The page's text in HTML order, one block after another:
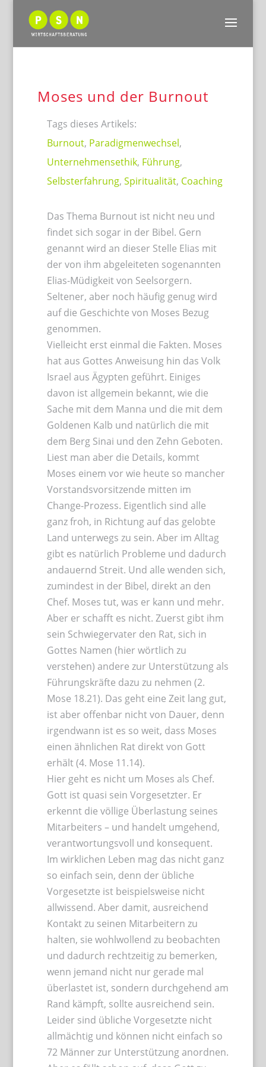
Moses und der Burnout
Tags dieses Artikels:
Burnout, Paradigmenwechsel,
Unternehmensethik, Führung,
Selbsterfahrung, Spiritualität, Coaching
Das Thema Burnout ist nicht neu und
findet sich sogar in der Bibel. Gern
genannt wird an dieser Stelle Elias mit
der von ihm abgeleiteten sogenannten
Elias-Müdigkeit von Seelsorgern.
Seltener, aber noch häufig genug wird
auf die Geschichte von Moses Bezug
genommen.
Vielleicht erst einmal die Fakten. Moses
hat aus Gottes Anweisung hin das Volk
Israel aus Ägypten geführt. Einiges
davon ist allgemein bekannt, wie die
Sache mit dem Manna und die mit dem
Goldenen Kalb und natürlich die mit
dem Berg Sinai und den Zehn Geboten.
Liest man aber die Details, kommt
Moses einem vor wie heute so mancher
Vorstandsvorsitzende mitten im
Change-Prozess. Eigentlich sind alle
ganz froh, in Richtung auf das gelobte
Land unterwegs zu sein. Aber im Alltag
gibt es natürlich Probleme und dadurch
andauernd Streit. Und alle wenden sich,
zumindest in der Bibel, direkt an den
Chef. Moses tut, was er kann und mehr.
Aber er schafft es nicht. Zuerst gibt ihm
sein Schwiegervater den Rat, sich in
Gottes Namen (hier wörtlich zu
verstehen) andere zur Unterstützung als
Führungskräfte dazu zu nehmen (2.
Mose 18.21). Das geht eine Zeit lang gut,
ist aber offenbar nicht von Dauer, denn
irgendwann ist es so weit, dass Moses
einen ähnlichen Rat direkt von Gott
erhält (4. Mose 11.14).
Hier geht es nicht um Moses als Chef.
Gott ist quasi sein Vorgesetzter. Er
erkennt die völlige Überlastung seines
Mitarbeiters – und handelt umgehend,
verantwortungsvoll und konsequent.
Im wirklichen Leben mag das nicht ganz
so einfach sein, denn der übliche
Vorgesetzte ist beispielsweise nicht
allwissend. Aber damit, ausreichend
Kontakt zu seinen Mitarbeitern zu
halten, sie wohlwollend zu beobachten
und dadurch rechtzeitig zu bemerken,
wenn jemand nicht nur gerade mal
überlastet ist, sondern durchgehend am
Rand kämpft, sollte ausreichend sein.
Leider sind übliche Vorgesetzte nicht
allmächtig und können nicht einfach so
72 Männer zur Unterstützung anordnen.